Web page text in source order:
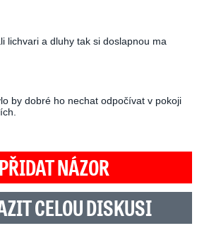
lichvari a dluhy tak si doslapnou ma
by dobré ho nechat odpočívat v pokoji
PŘIDAT NÁZOR
CELOU DISKUSI